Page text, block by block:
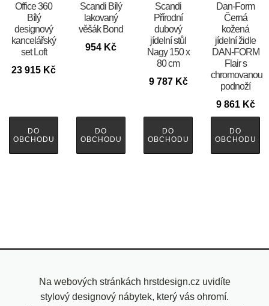
Office 360
Bílý
designový
kancelářský
set Loft
23 915 Kč
DO
OBCHODU
Scandi Bílý
lakovaný
věšák Bond
954 Kč
DO
OBCHODU
Scandi
Přírodní
dubový
jídelní stůl
Nagy 150 x
80 cm
9 787 Kč
DO
OBCHODU
​​​​​Dan-Form
Černá
kožená
jídelní židle
DAN-FORM
Flair s
chromovanou
podnoží
9 861 Kč
DO
OBCHODU
Na webových stránkách hrstdesign.cz uvidíte
stylový designový nábytek, který vás ohromí.